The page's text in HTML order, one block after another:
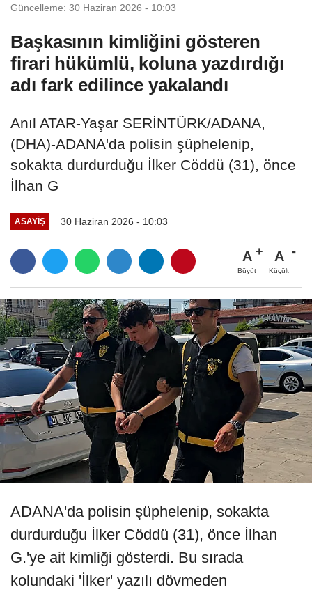
Güncelleme: 30 Haziran 2026 - 10:03
Başkasının kimliğini gösteren
firari hükümlü, koluna yazdırdığı
adı fark edilince yakalandı
Anıl ATAR-Yaşar SERİNTÜRK/ADANA,
(DHA)-ADANA'da polisin şüphelenip,
sokakta durdurduğu İlker Cöddü (31), önce
İlhan G
ASAYIŞ 30 Haziran 2026 - 10:03
A
Büyüt
A
Küçült
ADANA'da polisin şüphelenip, sokakta
durdurduğu İlker Cöddü (31), önce İlhan
G.'ye ait kimliği gösterdi. Bu sırada
kolundaki 'İlker' yazılı dövmeden